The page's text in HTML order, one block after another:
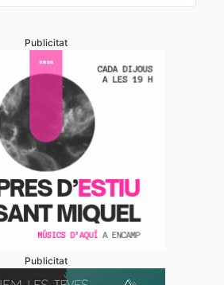
Publicitat
Publicitat